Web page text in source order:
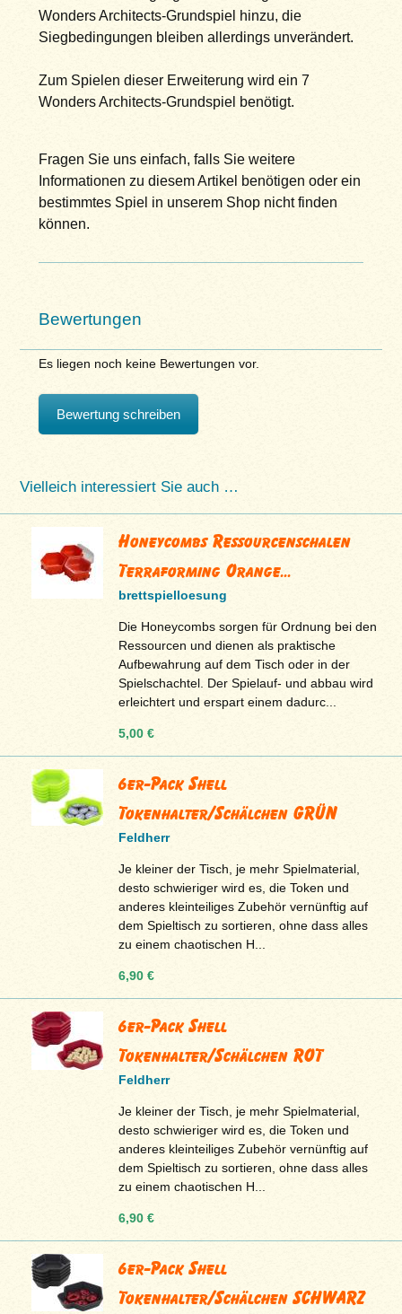
Wonders Architects-Grundspiel hinzu, die
Siegbedingungen bleiben allerdings unverändert.
Zum Spielen dieser Erweiterung wird ein 7
Wonders Architects-Grundspiel benötigt.
Fragen Sie uns einfach, falls Sie weitere
Informationen zu diesem Artikel benötigen oder ein
bestimmtes Spiel in unserem Shop nicht finden
können.
Bewertungen
Es liegen noch keine Bewertungen vor.
Bewertung schreiben
Vielleich interessiert Sie auch …
Honeycombs Ressourcenschalen
Terraforming Orange...
brettspielloesung
Die Honeycombs sorgen für Ordnung bei den
Ressourcen und dienen als praktische
Aufbewahrung auf dem Tisch oder in der
Spielschachtel. Der Spielauf- und abbau wird
erleichtert und erspart einem dadurc...
5,00 €
6er-Pack Shell
Tokenhalter/Schälchen GRÜN
Feldherr
Je kleiner der Tisch, je mehr Spielmaterial,
desto schwieriger wird es, die Token und
anderes kleinteiliges Zubehör vernünftig auf
dem Spieltisch zu sortieren, ohne dass alles
zu einem chaotischen H...
6,90 €
6er-Pack Shell
Tokenhalter/Schälchen ROT
Feldherr
Je kleiner der Tisch, je mehr Spielmaterial,
desto schwieriger wird es, die Token und
anderes kleinteiliges Zubehör vernünftig auf
dem Spieltisch zu sortieren, ohne dass alles
zu einem chaotischen H...
6,90 €
6er-Pack Shell
Tokenhalter/Schälchen SCHWARZ